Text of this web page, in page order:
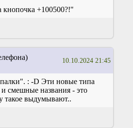
кнопочка +100500?!"
10.10.2024 21:45
: -D Эти новые типа
смешные названия - это
такое выдумывают..